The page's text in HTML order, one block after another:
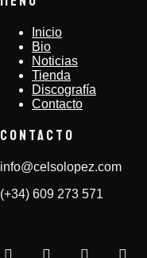
Inicio
Bio
Noticias
Tienda
Discografía
Contacto
CONTACTO
info@celsolopez.com
(+34) 609 273 571